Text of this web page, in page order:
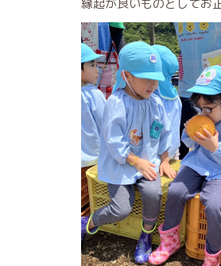
縁起が良いものとしてお